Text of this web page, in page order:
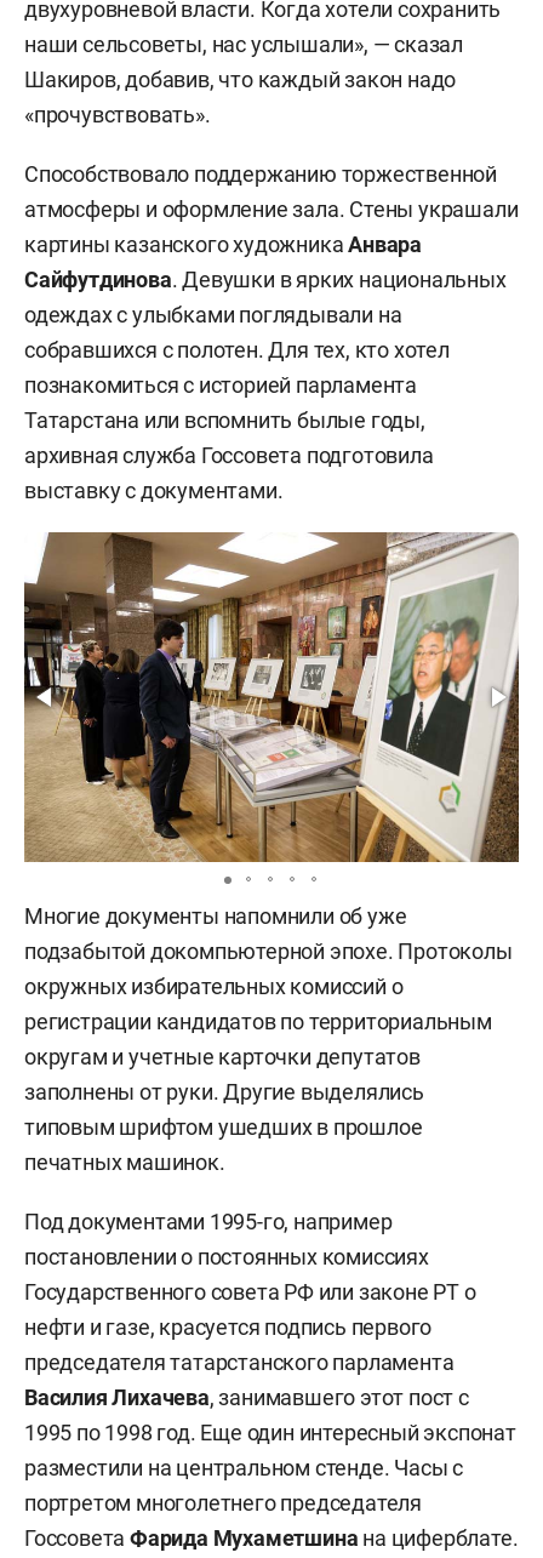
двухуровневой власти. Когда хотели сохранить
наши сельсоветы, нас услышали», — сказал
Шакиров, добавив, что каждый закон надо
«прочувствовать».
Способствовало поддержанию торжественной
атмосферы и оформление зала. Стены украшали
картины казанского художникаАнвара
Сайфутдинова. Девушки в ярких национальных
одеждах с улыбками поглядывали на
собравшихся с полотен. Для тех, кто хотел
познакомиться с историей парламента
Татарстана или вспомнить былые годы,
архивная служба Госсовета подготовила
выставку с документами.
Многие документы напомнили об уже
подзабытой докомпьютерной эпохе. Протоколы
окружных избирательных комиссий о
регистрации кандидатов по территориальным
округам и учетные карточки депутатов
заполнены от руки. Другие выделялись
типовым шрифтом ушедших в прошлое
печатных машинок.
Под документами 1995-го, например
постановлении о постоянных комиссиях
Государственного совета РФ или законе РТ о
нефти и газе, красуется подпись первого
председателя татарстанского парламента
Василия Лихачева, занимавшего этот пост с
1995 по 1998 год. Еще один интересный экспонат
разместили на центральном стенде. Часы с
портретом многолетнего председателя
ГоссоветаФарида Мухаметшина на циферблате.